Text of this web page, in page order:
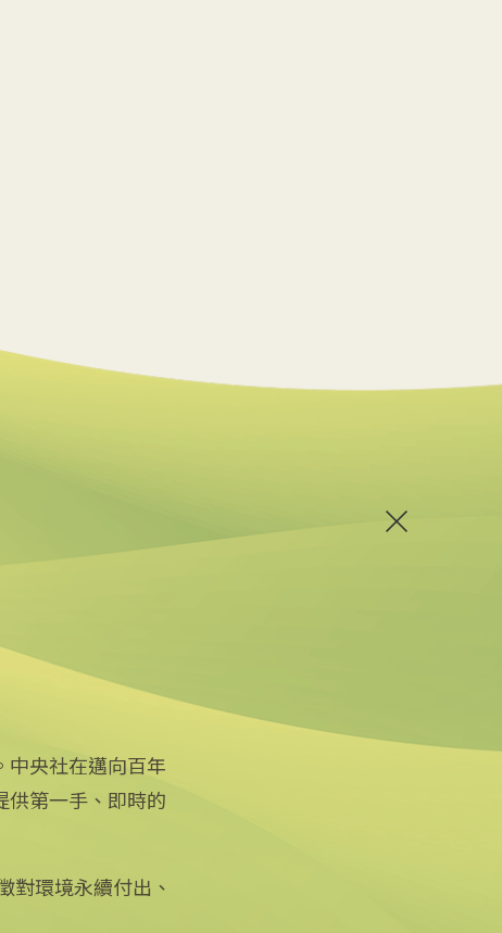
iOS app 下載
Android app 下載
中央社在邁向百年
供第一手、即時的
對環境永續付出、